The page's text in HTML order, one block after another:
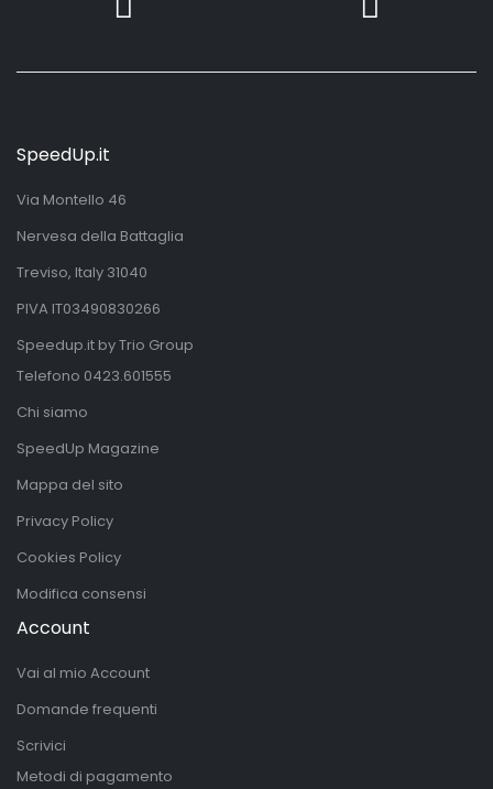
SpeedUp.it
Via Montello 46
Nervesa della Battaglia
Treviso, Italy 31040
PIVA IT03490830266
Speedup.it by Trio Group
Telefono 0423.601555
Chi siamo
SpeedUp Magazine
Mappa del sito
Privacy Policy
Cookies Policy
Modifica consensi
Account
Vai al mio Account
Domande frequenti
Scrivici
Metodi di pagamento